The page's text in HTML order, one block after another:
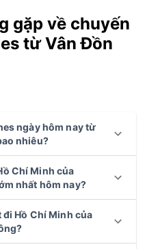
gặp về chuyến
từ Vân Đồn
ngày hôm nay từ
nhiêu?
Chí Minh của
nhất hôm nay?
đi Hồ Chí Minh của